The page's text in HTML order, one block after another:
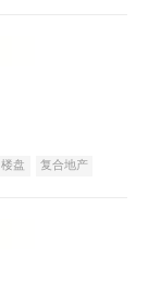
盘
复合地产